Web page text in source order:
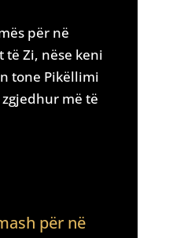
për në
të Zi, nëse keni
tone Pikëllimi
më të
për në